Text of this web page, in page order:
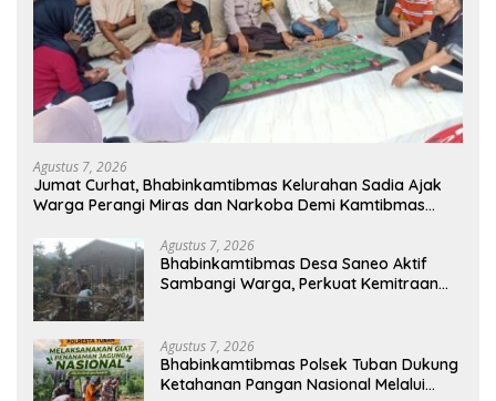
Agustus 7, 2026
Jumat Curhat, Bhabinkamtibmas Kelurahan Sadia Ajak
Warga Perangi Miras dan Narkoba Demi Kamtibmas
Agustus 7, 2026
Bhabinkamtibmas Desa Saneo Aktif
Sambangi Warga, Perkuat Kemitraan
Agustus 7, 2026
Bhabinkamtibmas Polsek Tuban Dukung
Ketahanan Pangan Nasional Melalui